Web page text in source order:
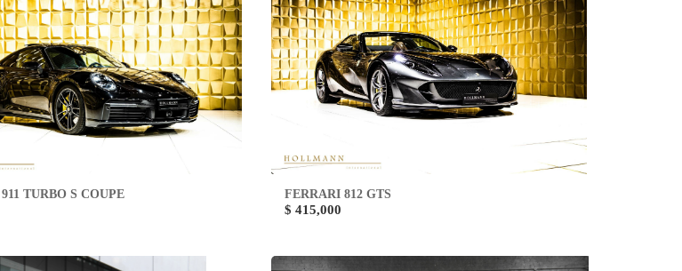
TURBO S COUPE FERRARI 812 GTS
$ 415,000